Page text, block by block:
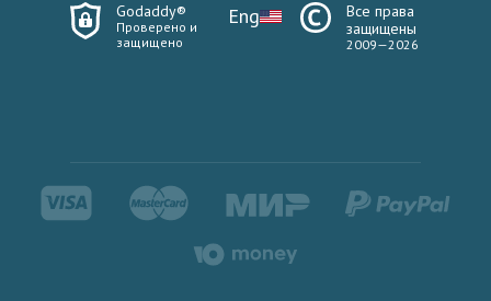
Godaddy®
Проверено и
защищено
Eng
Все права
защищены
2009—2026